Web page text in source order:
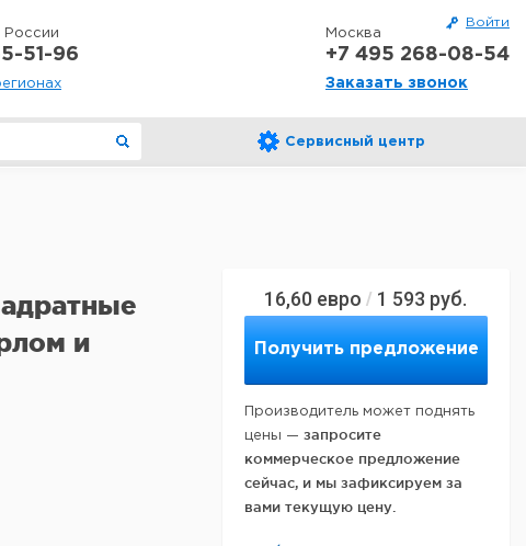
Войти
России
51-96
Москва
+7 495 268-08-54
Заказать звонок
Сервисный центр
16,60 евро / 1 593 руб.
Получить предложение
Производитель может поднять
цены — запросите
коммерческое предложение
сейчас, и мы зафиксируем за
вами текущую цену.
и